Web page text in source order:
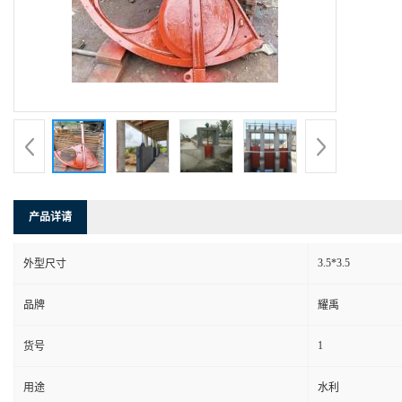
产品详请
外型尺寸 3.5*3.5
品牌 耀禹
货号 1
用途 水利